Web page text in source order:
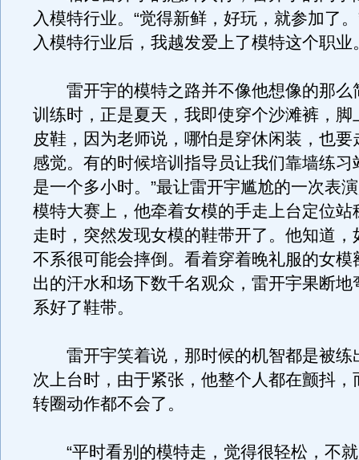
入模特行业。“觉得新鲜，好玩，就参加了
入模特行业后，我越发爱上了模特这个职业
雷开宇的模特之路并不像他想像的那么
训练时，正是夏天，我即使穿个沙滩裤，脚
皮鞋，因为老师说，哪怕是穿休闲装，也要
感觉。有的时候培训指导员让我们靠墙练习
是一个多小时。”最让雷开宇尴尬的一次表
模特大赛上，他牵着女模的手走上台定位站
走时，突然发现女模的鞋带开了。他知道，
不系很可能会摔倒。看着穿着晚礼服的女模
出的汗水和场下数千名观众，雷开宇果断地
系好了鞋带。
雷开宇笑着说，那时候的机智都是被练
次上台时，由于紧张，他整个人都在颤抖，
转圈动作都不会了。
“平时看别的模特走，觉得很轻松，不就